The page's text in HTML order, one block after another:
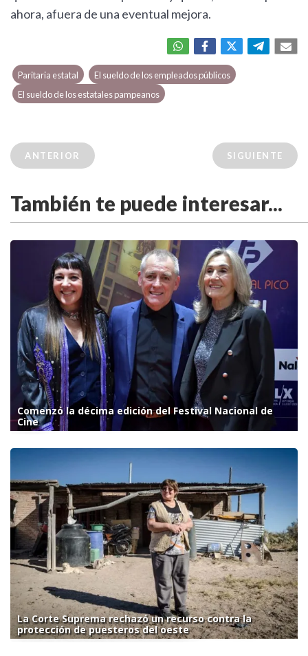
ahora, afuera de una eventual mejora.
Paritaria estatal
El sueldo de los empleados públicos
El sueldo de los estatales pampeanos
ANTERIOR SIGUIENTE
También te puede interesar...
Comenzó la décima edición del Festival Nacional de
Cine
La Corte Suprema rechazó un recurso contra la
protección de puesteros del oeste